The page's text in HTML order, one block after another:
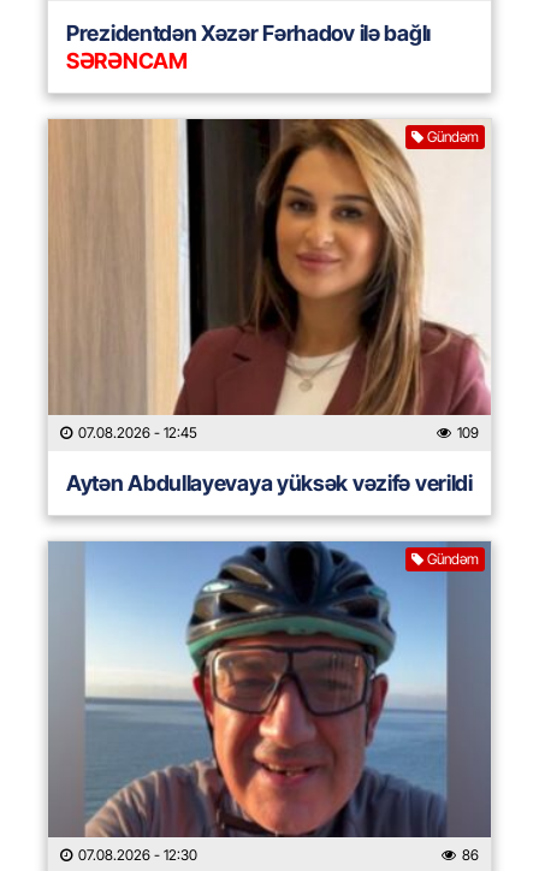
Prezidentdən Xəzər Fərhadov ilə bağlı
SƏRƏNCAM
Gündəm
07.08.2026 - 12:45 109
Aytən Abdullayevaya yüksək vəzifə verildi
Gündəm
07.08.2026 - 12:30 86